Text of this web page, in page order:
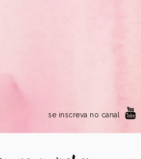
se inscreva no canal